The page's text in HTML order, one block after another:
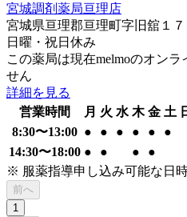
宮城調剤薬局亘理店
宮城県亘理郡亘理町字旧舘１７
日曜・祝日 休み
この薬局は現在melmoのオン
せん
詳細を見る
営業時間
月 火 水 木 金 土
8:30〜13:00 ● ● ● ● ●
●
14:30〜18:00 ● ● ●
●
※ 服薬指導申し込み可能な日
前へ
1